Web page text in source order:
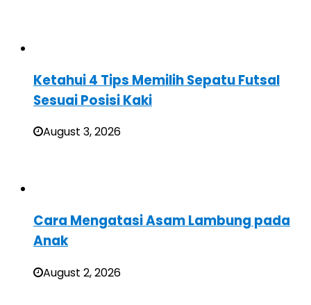
Ketahui 4 Tips Memilih Sepatu Futsal
Sesuai Posisi Kaki
August 3, 2026
Cara Mengatasi Asam Lambung pada
Anak
August 2, 2026